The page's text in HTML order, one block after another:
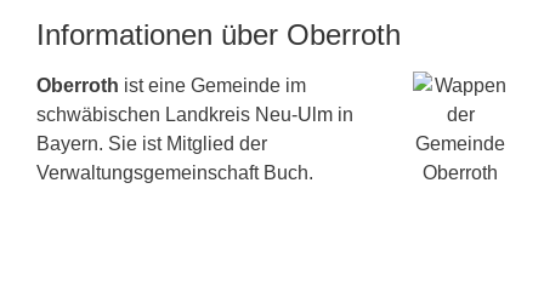
Informationen über Oberroth
Oberroth ist eine Gemeinde im
schwäbischen Landkreis Neu-Ulm in
Bayern. Sie ist Mitglied der
Verwaltungsgemeinschaft Buch.